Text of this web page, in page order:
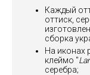
Каждый
оттиск,
сборка
На иконах
клеймо "
серебра;